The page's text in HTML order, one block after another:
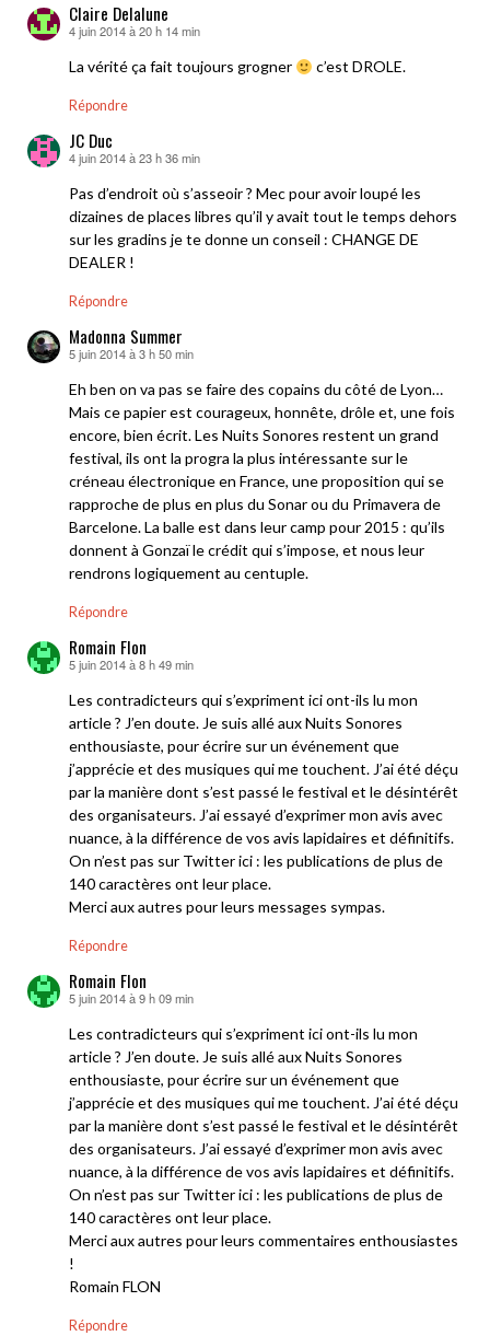
Claire Delalune
dit :
4 juin 2014 à 20 h 14 min
La vérité ça fait toujours grogner c’est DROLE.
Répondre
JC Duc
dit :
4 juin 2014 à 23 h 36 min
Pas d’endroit où s’asseoir ? Mec pour avoir loupé les
dizaines de places libres qu’il y avait tout le temps dehors
sur les gradins je te donne un conseil : CHANGE DE
DEALER !
Répondre
Madonna Summer
dit :
5 juin 2014 à 3 h 50 min
Eh ben on va pas se faire des copains du côté de Lyon…
Mais ce papier est courageux, honnête, drôle et, une fois
encore, bien écrit. Les Nuits Sonores restent un grand
festival, ils ont la progra la plus intéressante sur le
créneau électronique en France, une proposition qui se
rapproche de plus en plus du Sonar ou du Primavera de
Barcelone. La balle est dans leur camp pour 2015 : qu’ils
donnent à Gonzaï le crédit qui s’impose, et nous leur
rendrons logiquement au centuple.
Répondre
Romain Flon
dit :
5 juin 2014 à 8 h 49 min
Les contradicteurs qui s’expriment ici ont-ils lu mon
article ? J’en doute. Je suis allé aux Nuits Sonores
enthousiaste, pour écrire sur un événement que
j’apprécie et des musiques qui me touchent. J’ai été déçu
par la manière dont s’est passé le festival et le désintérêt
des organisateurs. J’ai essayé d’exprimer mon avis avec
nuance, à la différence de vos avis lapidaires et définitifs.
On n’est pas sur Twitter ici : les publications de plus de
140 caractères ont leur place.
Merci aux autres pour leurs messages sympas.
Répondre
Romain Flon
dit :
5 juin 2014 à 9 h 09 min
Les contradicteurs qui s’expriment ici ont-ils lu mon
article ? J’en doute. Je suis allé aux Nuits Sonores
enthousiaste, pour écrire sur un événement que
j’apprécie et des musiques qui me touchent. J’ai été déçu
par la manière dont s’est passé le festival et le désintérêt
des organisateurs. J’ai essayé d’exprimer mon avis avec
nuance, à la différence de vos avis lapidaires et définitifs.
On n’est pas sur Twitter ici : les publications de plus de
140 caractères ont leur place.
Merci aux autres pour leurs commentaires enthousiastes
!
Romain FLON
Répondre